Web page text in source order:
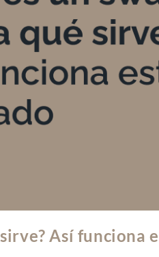
Así funciona